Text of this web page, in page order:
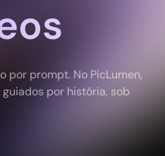
por prompt. No PicLumen,
por história, sob